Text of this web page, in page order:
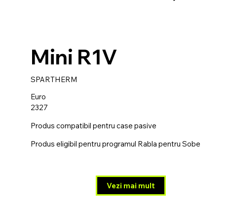
Mini R1V
SPARTHERM
Vezi mai mult
Euro
2327
Produs compatibil pentru case pasive
Produs eligibil pentru programul Rabla pentru Sobe